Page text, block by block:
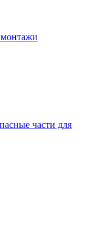
части для